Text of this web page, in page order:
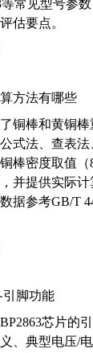
等常见型号参
估要点。
方法有哪些
铜棒和黄铜
式法、查表法
棒密度取值（
并提供实际
据参考GB/T
引脚功能
芯片的
、典型电压/